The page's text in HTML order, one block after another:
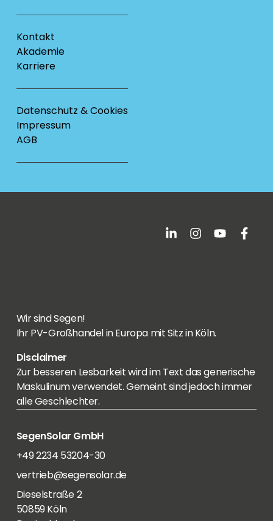
Kontakt
Akademie
Karriere
Datenschutz & Cookies
Impressum
AGB
Wir sind Segen!
Ihr PV-Großhandel in Europa mit Sitz in Köln.
Disclaimer
Zur besseren Lesbarkeit wird im Text das generische
Maskulinum verwendet. Gemeint sind jedoch immer
alle Geschlechter.
SegenSolar GmbH
+49 2234 53204-30
vertrieb@segensolar.de
Dieselstraße 2
50859 Köln